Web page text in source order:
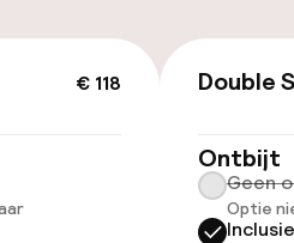
€ 118 Double
Ontbijt
Geen
Optie